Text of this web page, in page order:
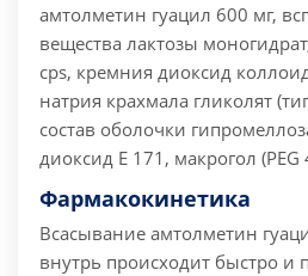
амтолметин гуацил 600 мг,
вещества лактозы
срs, кремния диоксид
натрия крахмала гликолят
состав оболочки
диоксид Е 171, макрогол (PEG
Фармакокинетика
Всасывание амтолметин
внутрь происходит быстро и